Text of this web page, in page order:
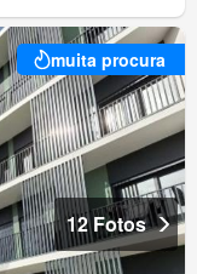
muita procura
12 Fotos